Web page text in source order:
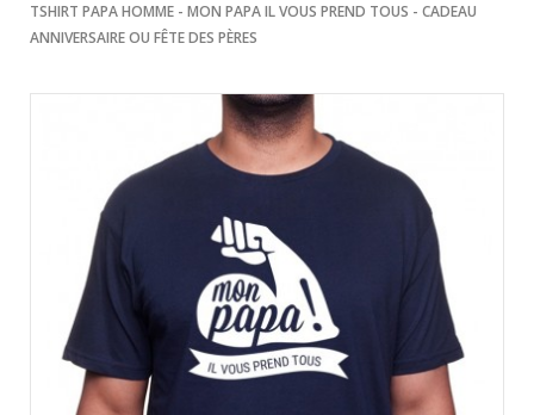
TSHIRT PAPA HOMME - MON PAPA IL VOUS PREND TOUS - CADEAU
ANNIVERSAIRE OU FÊTE DES PÈRES